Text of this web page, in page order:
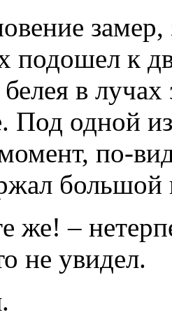
замер,
подошел к
в
Под одной
по-
большой
же! –
не увидел.